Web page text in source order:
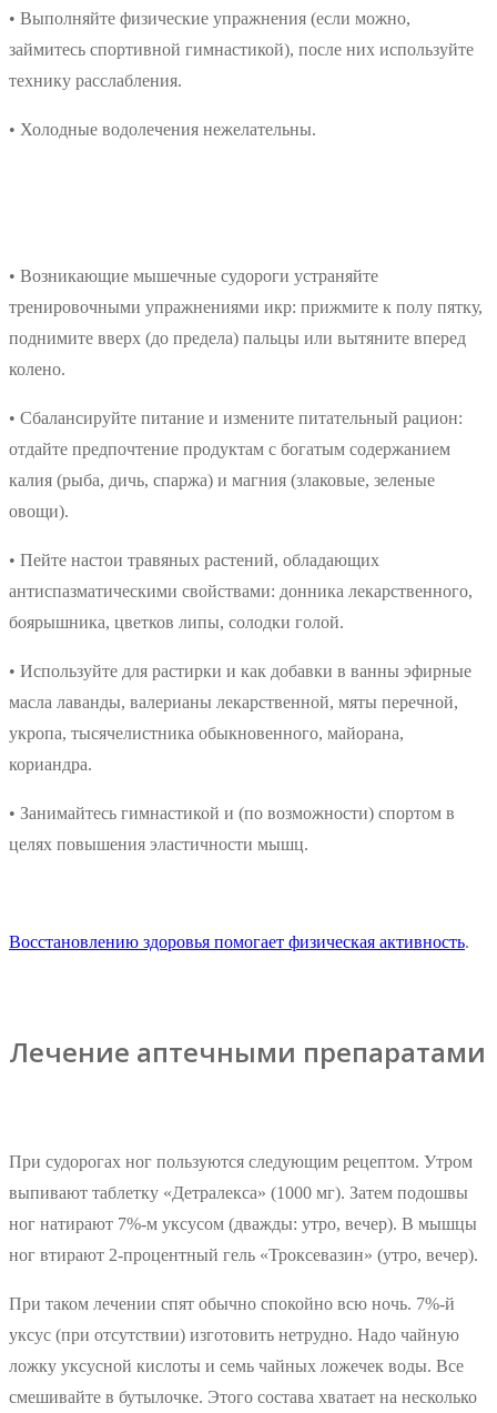
• Выполняйте физические упражнения (если можно,
займитесь спортивной гимнастикой), после них используйте
технику расслабления.
• Холодные водолечения нежелательны.
• Возникающие мышечные судороги устраняйте
тренировочными упражнениями икр: прижмите к полу пятку,
поднимите вверх (до предела) пальцы или вытяните вперед
колено.
• Сбалансируйте питание и измените питательный рацион:
отдайте предпочтение продуктам с богатым содержанием
калия (рыба, дичь, спаржа) и магния (злаковые, зеленые
овощи).
• Пейте настои травяных растений, обладающих
антиспазматическими свойствами: донника лекарственного,
боярышника, цветков липы, солодки голой.
• Используйте для растирки и как добавки в ванны эфирные
масла лаванды, валерианы лекарственной, мяты перечной,
укропа, тысячелистника обыкновенного, майорана,
кориандра.
• Занимайтесь гимнастикой и (по возможности) спортом в
целях повышения эластичности мышц.
Восстановлению здоровья помогает физическая активность.
Лечение аптечными препаратами
При судорогах ног пользуются следующим рецептом. Утром
выпивают таблетку «Детралекса» (1000 мг). Затем подошвы
ног натирают 7%-м уксусом (дважды: утро, вечер). В мышцы
ног втирают 2-процентный гель «Троксевазин» (утро, вечер).
При таком лечении спят обычно спокойно всю ночь. 7%-й
уксус (при отсутствии) изготовить нетрудно. Надо чайную
ложку уксусной кислоты и семь чайных ложечек воды. Все
смешивайте в бутылочке. Этого состава хватает на несколько